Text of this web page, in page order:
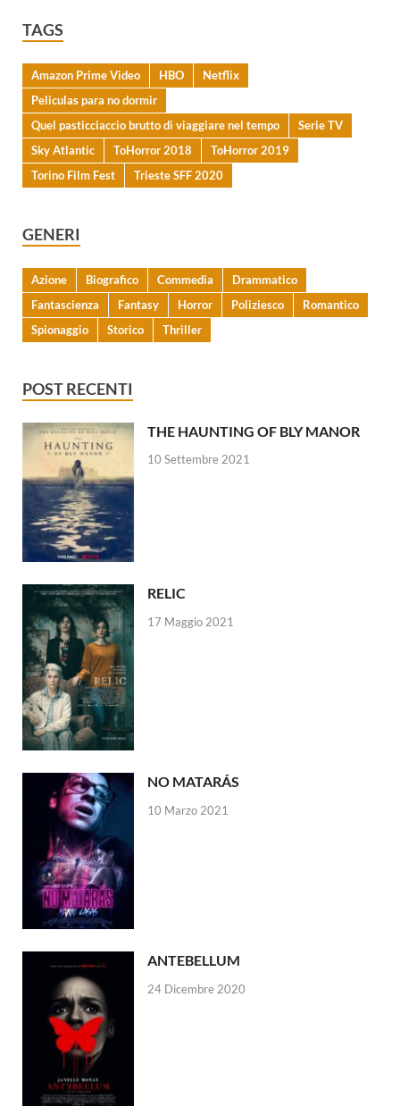
TAGS
Amazon Prime Video HBO
Netflix
Peliculas para no dormir
Quel pasticciaccio brutto di viaggiare nel tempo
Serie TV
Sky Atlantic
ToHorror 2018
ToHorror 2019
Torino Film Fest
Trieste SFF 2020
GENERI
Azione Biografico Commedia
Drammatico
Fantascienza
Fantasy Horror Poliziesco
Romantico
Spionaggio
Storico Thriller
POST RECENTI
THE HAUNTING OF BLY MANOR
10 Settembre 2021
RELIC
17 Maggio 2021
NO MATARÁS
10 Marzo 2021
ANTEBELLUM
24 Dicembre 2020